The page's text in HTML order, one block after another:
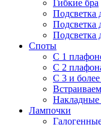
Гибкие бра
Подсветка
Подсветка
Подсветка
Споты
С 1
С 2
С 3 и
Накладные
Лампочки